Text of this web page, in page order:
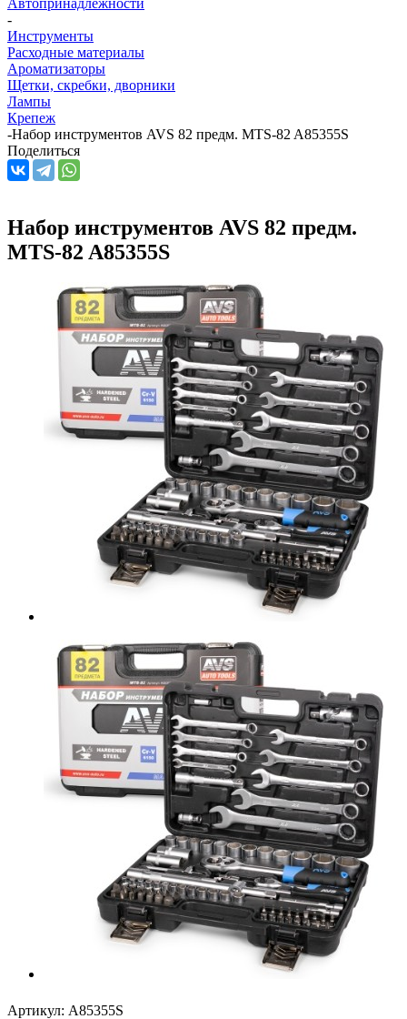
-
Инструменты
Расходные материалы
Ароматизаторы
Щетки, скребки, дворники
Лампы
Крепеж
-Набор инструментов AVS 82 предм. MTS-82 A85355S
Поделиться
Набор инструментов AVS 82 предм.
MTS-82 A85355S
Артикул: A85355S